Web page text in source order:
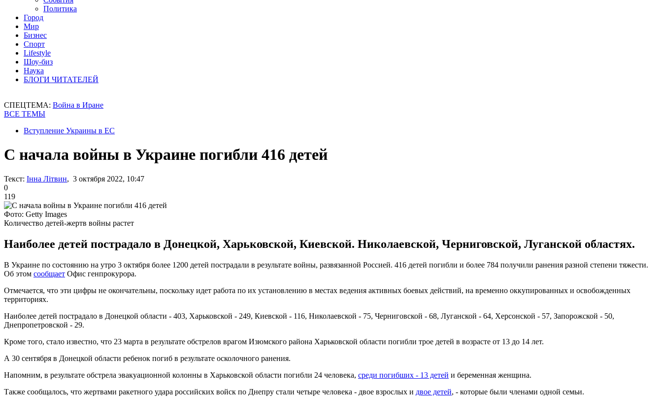
Политика
Город
Мир
Бизнес
Спорт
Lifestyle
Шоу-биз
Наука
БЛОГИ ЧИТАТЕЛЕЙ
СПЕЦТЕМА: Война в Иране
ВСЕ ТЕМЫ
Вступление Украины в ЕС
С начала войны в Украине погибли 416 детей
Текст: Інна Літвин, 3 октября 2022, 10:47
0
119
Фото: Getty Images
Количество детей-жертв войны растет
Наиболее детей пострадало в Донецкой, Харьковской, Киевской. Николаевской, Черниговской, Луганской областях.
В Украине по состоянию на утро 3 октября более 1200 детей пострадали в результате войны, развязанной Россией. 416 детей погибли и более 784 получили ранения разной степени тяжести.
Об этом сообщает Офис генпрокурора.
Отмечается, что эти цифры не окончательны, поскольку идет работа по их установлению в местах ведения активных боевых действий, на временно оккупированных и освобожденных
территориях.
Наиболее детей пострадало в Донецкой области - 403, Харьковской - 249, Киевской - 116, Николаевской - 75, Черниговской - 68, Луганской - 64, Херсонской - 57, Запорожской - 50,
Днепропетровской - 29.
Кроме того, стало известно, что 23 марта в результате обстрелов врагом Изюмского района Харьковской области погибли трое детей в возрасте от 13 до 14 лет.
А 30 сентября в Донецкой области ребенок погиб в результате осколочного ранения.
Напомним, в результате обстрела эвакуационной колонны в Харьковской области погибли 24 человека, среди погибших - 13 детей и беременная женщина.
Также сообщалось, что жертвами ракетного удара российских войск по Днепру стали четыре человека - двое взрослых и двое детей, - которые были членами одной семьи.